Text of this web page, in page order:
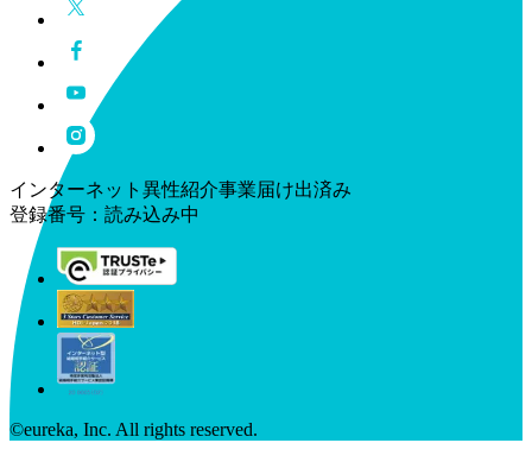
インターネット異性紹介事業届け出済み
登録番号： 読み込み中
©︎eureka, Inc. All rights reserved.